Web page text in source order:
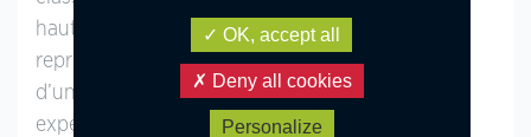
haut vol : le couple a présenté une somptueuse
reprise empreinte d’un bon fonctionnement et
d’une belle harmonie. L’un des tandems les plus
expérimentés de la nation scandinave, Sofia
OK, accept all
Deny all cookies
Personalize